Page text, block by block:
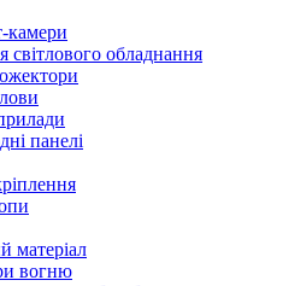
камери
світлового обладнання
панелі
матеріал
вогню